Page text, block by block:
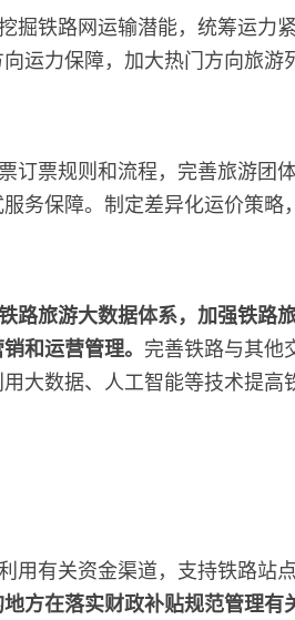
铁路网运输潜能，统筹运力紧
运力保障，加大热门方向旅游
票规则和流程，完善旅游团
务保障。制定差异化运价策略
路旅游大数据体系，加强铁路
和运营管理。 完善铁路与其他
大数据、人工智能等技术提高
有关资金渠道，支持铁路站
方在落实财政补贴规范管理有